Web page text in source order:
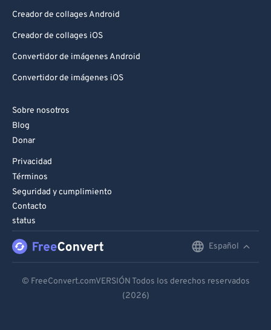
Creador de collages Android
Creador de collages iOS
Convertidor de imágenes Android
Convertidor de imágenes iOS
Sobre nosotros
Blog
Donar
Privacidad
Términos
Seguridad y cumplimiento
Contacto
status
Español
Español
© FreeConvert.comVERSIÓN Todos los derechos reservados
(2026)